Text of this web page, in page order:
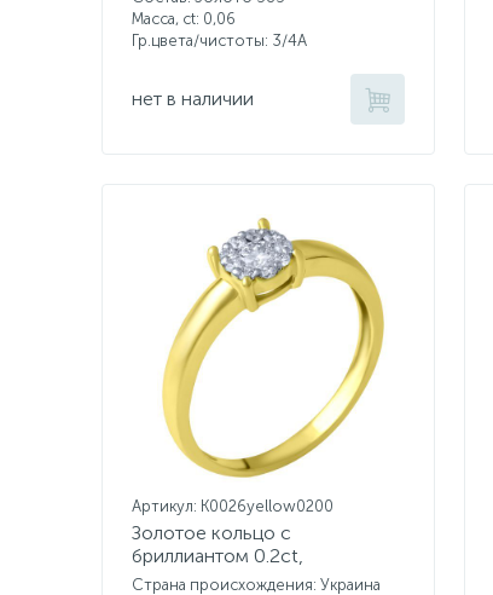
Масса, ct: 0,06
Гр.цвета/чистоты: 3/4А
нет в наличии
Артикул: K0026yellow0200
Золотое кольцо с
бриллиантом 0.2ct,
бриллиантом 0.14ct
Страна происхождения: Украина